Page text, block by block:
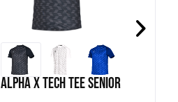
Alpha X Tech Tee Senior